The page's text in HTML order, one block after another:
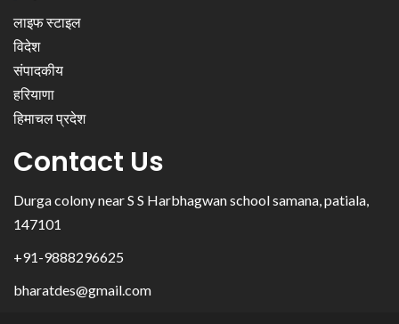
लाइफ स्टाइल
विदेश
संपादकीय
हरियाणा
हिमाचल प्रदेश
Contact Us
Durga colony near S S Harbhagwan school samana, patiala,
147101
+91-9888296625
bharatdes@gmail.com